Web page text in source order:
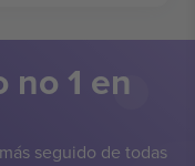
no 1 en
seguido de todas